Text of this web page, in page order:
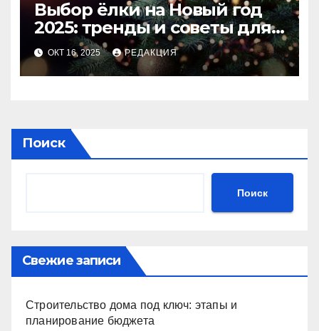
Выбор ёлки на Новый год
2025: тренды и советы для
идеального праздника
ОКТ 16, 2025 РЕДАКЦИЯ
Поиск
Поиск
Свежие записи
Строительство дома под ключ: этапы и
планирование бюджета